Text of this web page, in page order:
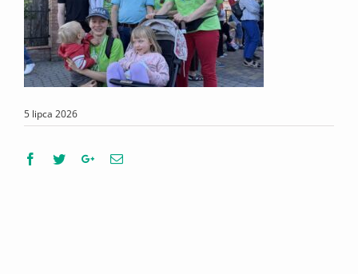
5 lipca 2026
Facebook
TwitterGoogle+Email